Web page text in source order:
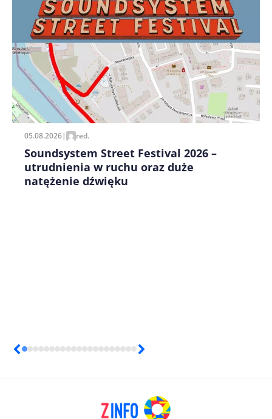
05.08.2026| red.
Soundsystem Street Festival 2026 –
utrudnienia w ruchu oraz duże
natężenie dźwięku